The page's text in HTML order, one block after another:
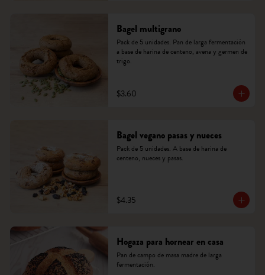
Bagel multigrano
Pack de 5 unidades. Pan de larga fermentación
a base de harina de centeno, avena y germen de
trigo.
$3.60
Bagel vegano pasas y nueces
Pack de 5 unidades. A base de harina de
centeno, nueces y pasas.
$4.35
Hogaza para hornear en casa
Pan de campo de masa madre de larga
fermentación.